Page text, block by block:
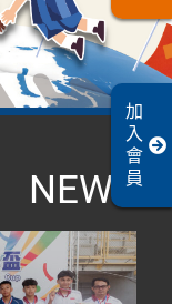
加
入
會
員
NEWS